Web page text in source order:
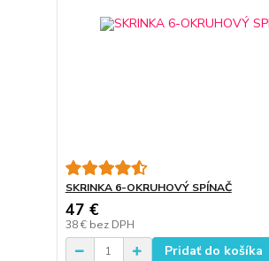
SKRINKA 6-OKRUHOVÝ SPÍNAČ
47 €
38 € bez DPH
Pridať do košíka